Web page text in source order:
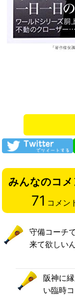
みんなのコメ
71 コメン
守備コーチ
来て欲しい
阪神に
い臨時コ